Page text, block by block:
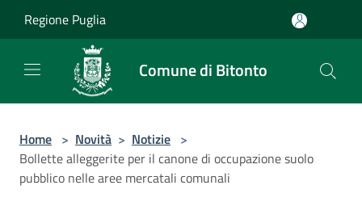
Regione Puglia
Comune di Bitonto
Home > Novità > Notizie >
Bollette alleggerite per il canone di occupazione suolo
pubblico nelle aree mercatali comunali